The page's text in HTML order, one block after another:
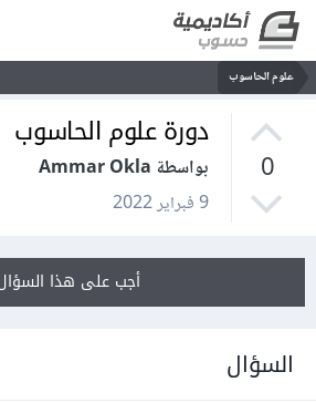
علوم الحاسوب
0
دورة علوم الحاسوب
بواسطة Ammar Okla
9 فبراير 2022
أجب على هذا السؤال
السؤال